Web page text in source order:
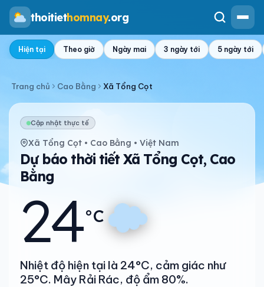
thoitiethomnay.org
Hiện tại Theo giờ Ngày mai 3 ngày tới 5 ngày tới
Trang chủ Cao Bằng Xã Tổng Cọt
Cập nhật thực tế
Xã Tổng Cọt • Cao Bằng • Việt Nam
Dự báo thời tiết Xã Tổng Cọt, Cao
Bằng
24°C
Nhiệt độ hiện tại là 24°C, cảm giác như
25°C. Mây Rải Rác, độ ẩm 80%.